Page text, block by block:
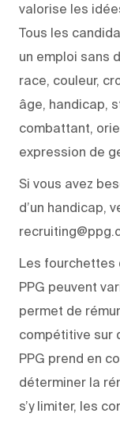
valorise les
Tous les
un emploi sans
race, couleur,
âge, handicap,
combattant,
expression de
Si vous avez
d’un handicap,
Les fourchettes
PPG peuvent
permet de
compétitive sur
PPG prend en
déterminer la
s’y limiter, les